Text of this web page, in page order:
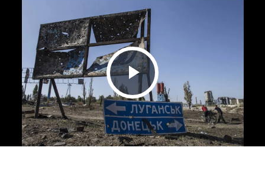
Play Video